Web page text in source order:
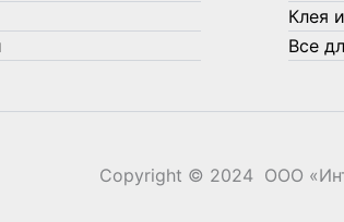
Клея
Все
Copyright © 2024 ООО